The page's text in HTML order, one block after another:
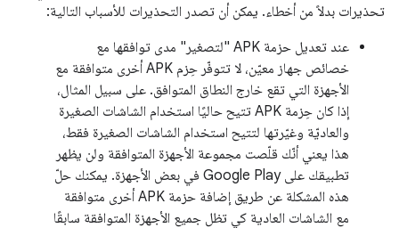
تحذيرات بدلاً من أخطاء. يمكن أن تصدر التحذيرات للأسباب التالية:
عند تعديل حزمة APK "لتصغير" مدى توافقها مع
خصائص جهاز معيّن، لا تتوفّر حِزم APK أخرى متوافقة مع
الأجهزة التي تقع خارج النطاق المتوافق. على سبيل المثال،
إذا كان حِزمة APK تتيح حاليًا استخدام الشاشات الصغيرة
والعاديّة وغيّرتها لتتيح استخدام الشاشات الصغيرة فقط،
هذا يعني أنّك قلّصت مجموعة الأجهزة المتوافقة ولن يظهر
تطبيقك على Google Play في بعض الأجهزة. يمكنك حلّ
هذه المشكلة عن طريق إضافة حزمة APK أخرى متوافقة
مع الشاشات العادية كي تظل جميع الأجهزة المتوافقة سابقًا